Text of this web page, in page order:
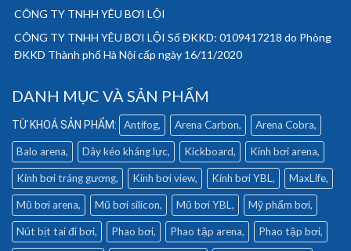
CÔNG TY TNHH YÊU BƠI LỘI
CÔNG TY TNHH YÊU BƠI LỘI Số ĐKKD: 0109417218 do Phòng
ĐKKD Thành phố Hà Nội cấp ngày 16/11/2020
DANH MỤC VÀ SẢN PHẨM
Antifog Arena Carbon Arena Cobra
Balo arena Dây kéo kháng lực Kickboard Kính bơi arena
Kính bơi tráng gương Kính bơi view Kính bơi YBL MaxLife
Mũ bơi arena Mũ bơi silicon Mũ bơi YBL Mỹ phẩm bơi
Nút bịt tai đi bơi Phao bơi Phao tập arena Phao tập bơi